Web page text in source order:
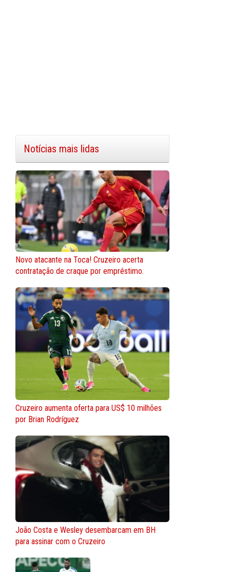
Notícias mais lidas
Novo atacante na Toca! Cruzeiro acerta
contratação de craque por empréstimo.
Cruzeiro aumenta oferta para US$ 10 milhões
por Brian Rodríguez
João Costa e Wesley desembarcam em BH
para assinar com o Cruzeiro